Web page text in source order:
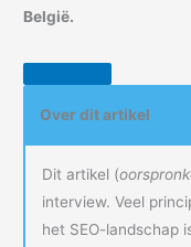
België.
Over dit artikel
Dit artikel (
interview. Veel
het SEO-landschap